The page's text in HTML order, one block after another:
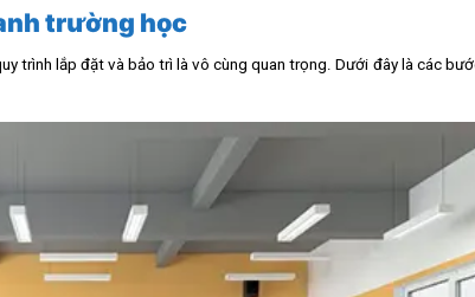
trường học
trình lắp đặt và bảo trì là vô cùng quan trọng. Dưới đây là các